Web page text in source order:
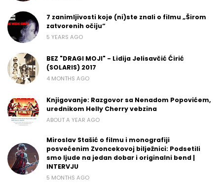
7 zanimljivosti koje (ni)ste znali o filmu „Širom
zatvorenih očiju“
5 YEARS AGO
BEZ "DRAGI MOJI" - Lidija Jelisavčić Ćirić
(SOLARIS) 2017
4 MONTHS AGO
Knjigovanje: Razgovor sa Nenadom Popovićem,
urednikom Helly Cherry vebzina
ABOUT A YEAR AGO
Miroslav Stašić o filmu i monografiji
posvećenim Zvoncekovoj bilježnici: Podsetili
smo ljude na jedan dobar i originalni bend |
INTERVJU
5 MONTHS AGO